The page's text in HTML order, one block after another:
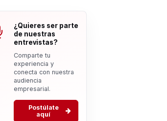
¿Quieres ser parte
de nuestras
entrevistas?
Comparte tu
experiencia y
conecta con nuestra
audiencia
empresarial.
Postúlate
aquí